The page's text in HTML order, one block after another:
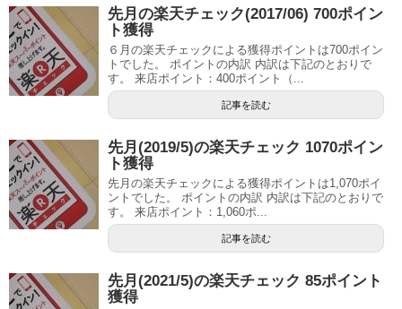
先月の楽天チェック(2017/06) 700ポイン
ト獲得
６月の楽天チェックによる獲得ポイントは700ポイン
トでした。 ポイントの内訳 内訳は下記のとおりで
す。 来店ポイント：400ポイント（...
記事を読む
先月(2019/5)の楽天チェック 1070ポイン
ト獲得
先月の楽天チェックによる獲得ポイントは1,070ポイ
ントでした。 ポイントの内訳 内訳は下記のとおりで
す。 来店ポイント：1,060ポ...
記事を読む
先月(2021/5)の楽天チェック 85ポイント
獲得